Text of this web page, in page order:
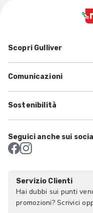
Scopri Gulliver
Comunicazioni
Sostenibilità
Seguici anche sui social
Servizio Clienti
Hai dubbi sui punti
promozioni? Scrivici